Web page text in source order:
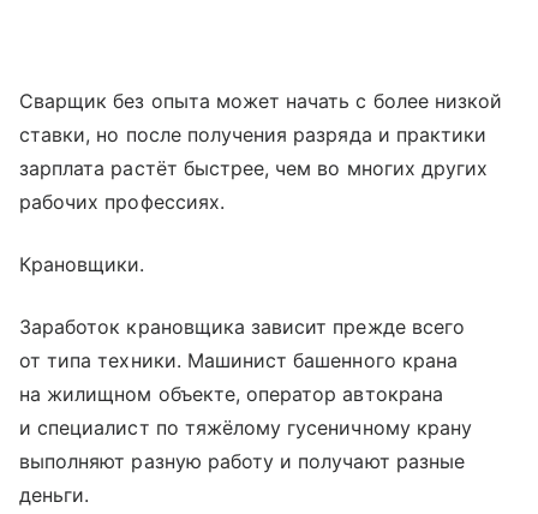
Сварщик без опыта может начать с более низкой
ставки, но после получения разряда и практики
зарплата растёт быстрее, чем во многих других
рабочих профессиях.
Крановщики.
Заработок крановщика зависит прежде всего
от типа техники. Машинист башенного крана
на жилищном объекте, оператор автокрана
и специалист по тяжёлому гусеничному крану
выполняют разную работу и получают разные
деньги.